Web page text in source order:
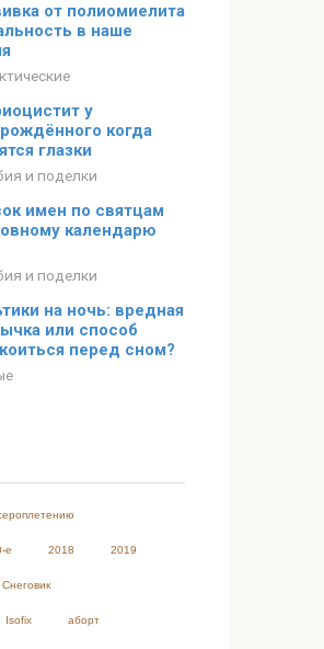
от полиомиелита
в наше
у
когда
глазки
и поделки
имен по святцам
календарю
и поделки
на ночь: вредная
или способ
перед сном?
е 2018 2019
Cнеговик
Isofix аборт